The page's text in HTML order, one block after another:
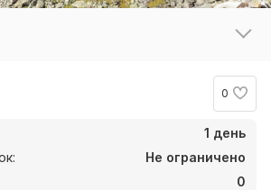
0
1 день
Не ограничено
0